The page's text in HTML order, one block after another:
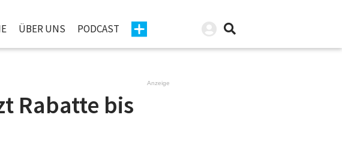
ÜBER UNS PODCAST
Anzeige
Rabatte bis